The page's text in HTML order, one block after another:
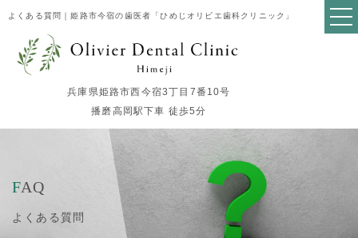
よくある質問｜姫路市今宿の歯医者「ひめじオリビエ歯科クリニック」
兵庫県姫路市西今宿3丁目7番10号
播磨高岡駅下車 徒歩5分
FAQ
よくある質問